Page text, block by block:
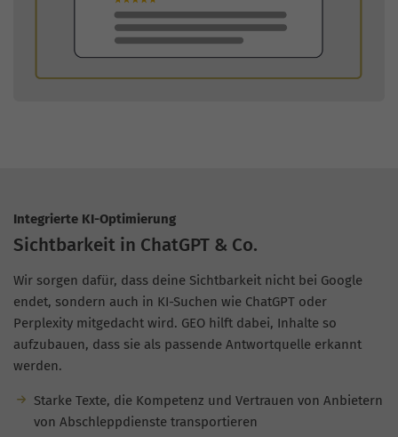
Integrierte KI-Optimierung
Sichtbarkeit in ChatGPT & Co.
Wir sorgen dafür, dass deine Sichtbarkeit nicht bei Google
endet, sondern auch in KI-Suchen wie ChatGPT oder
Perplexity mitgedacht wird. GEO hilft dabei, Inhalte so
aufzubauen, dass sie als passende Antwortquelle erkannt
werden.
Starke Texte, die Kompetenz und Vertrauen von Anbietern
von Abschleppdienste transportieren